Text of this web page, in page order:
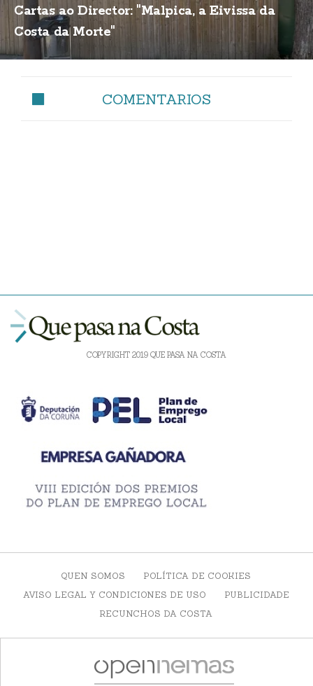
Cartas ao Director: "Malpica, a Eivissa da
Costa da Morte"
COMENTARIOS
COPYRIGHT 2019 QUE PASA NA COSTA
QUEN SOMOS
POLÍTICA DE COOKIES
AVISO LEGAL Y CONDICIONES DE USO
PUBLICIDADE
RECUNCHOS DA COSTA